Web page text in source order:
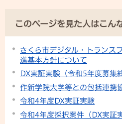
このページを見た人はこん
さくら市デジタル・トランス
進基本方針について
DX実証実験（令和5年度募集
作新学院大学等との包括連携
令和4年度DX実証実験
令和4年度採択案件（DX実証